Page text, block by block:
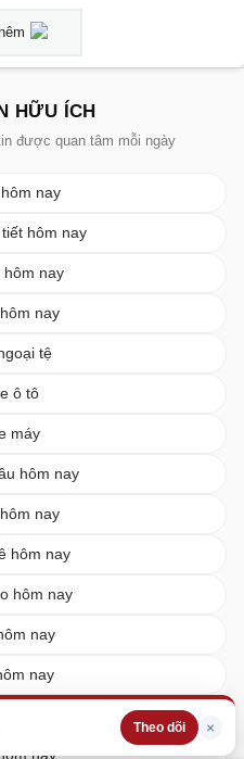
Theo dõi ×
HỮU ÍCH
được quan tâm mỗi ngày
nay
hôm nay
hôm nay
nay
tệ
ô tô
máy
hôm nay
nay
hôm nay
hôm nay
nay
nay
nay